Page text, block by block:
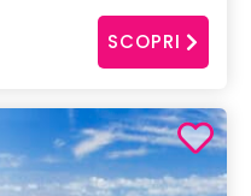
SCOPRI